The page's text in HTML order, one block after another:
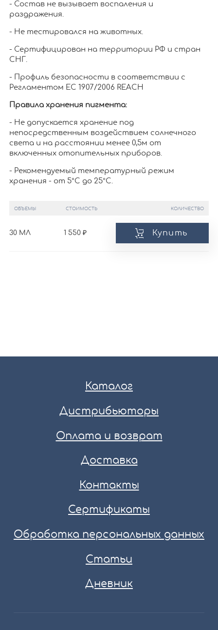
- Состав не вызывает воспаления и
раздражения.
- Не тестировался на животных.
- Сертифицирован на территории РФ и стран
СНГ.
- Профиль безопасности в соответствии с
Регламентом ЕС 1907/2006 REACH
Правила хранения пигмента:
- Не допускается хранение под
непосредственным воздействием солнечного
света и на расстоянии менее 0,5м от
включенных отопительных приборов.
- Рекомендуемый температурный режим
хранения - от 5°С до 25°С.
ОБЪЕМЫ СТОИМОСТЬ КОЛИЧЕСТВО
30 МЛ 1 550 Купить
Каталог
Дистрибьюторы
Оплата и возврат
Доставка
Контакты
Сертификаты
Обработка персональных данных
Статьи
Дневник